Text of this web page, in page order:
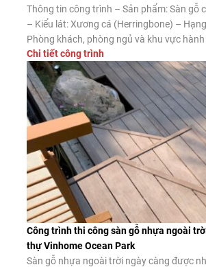
Thông tin công trình – Sản phẩm: Sàn gỗ
– Kiểu lát: Xương cá (Herringbone) –
Phòng khách, phòng ngủ và khu vực
thi công: Sàn Đẹp Ưu điểm của sàn gỗ
Teka A05 Ngoài vẻ đẹp nổi […]
Chi tiết công trình
Công trình thi công sàn gỗ nhựa ngoài
thự Vinhome Ocean Park
Sàn gỗ nhựa ngoài trời ngày càng được